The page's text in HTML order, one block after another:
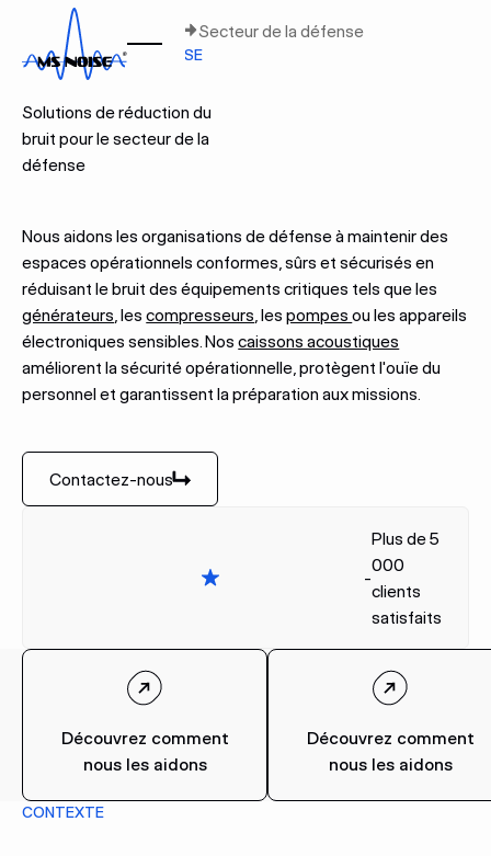
Accueil Secteur de la défense
SECTEUR DE LA DÉFENSE
Solutions de réduction du
bruit pour le secteur de la
défense
Nous aidons les organisations de défense à maintenir des
espaces opérationnels conformes, sûrs et sécurisés en
réduisant le bruit des équipements critiques tels que les
générateurs , lescompresseurs , lespompesou les appareils
électroniques sensibles. Noscaissons acoustiques
améliorent la sécurité opérationnelle, protègent l'ouïe du
personnel et garantissent la préparation aux missions.
Contactez-nous
Contactez-nous
-
Plus de 5
000
clients
satisfaits
Découvrez comment
nous les aidons
Découvrez comment
nous les aidons
CONTEXTE